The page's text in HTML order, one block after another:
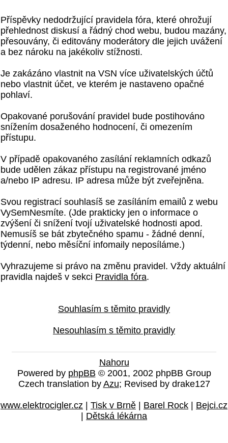
Příspěvky nedodržující pravidela fóra, které ohrožují
přehlednost diskusí a řádný chod webu, budou mazány,
přesouvány, či editovány moderátory dle jejich uvážení
a bez nároku na jakékoliv stížnosti.
Je zakázáno vlastnit na VSN více uživatelských účtů
nebo vlastnit účet, ve kterém je nastaveno opačné
pohlaví.
Opakované porušování pravidel bude postihováno
snížením dosaženého hodnocení, či omezením
přístupu.
V případě opakovaného zasílání reklamních odkazů
bude udělen zákaz přístupu na registrované jméno
a/nebo IP adresu. IP adresa může být zveřejněna.
Svou registrací souhlasíš se zasíláním emailů z webu
VySemNesmíte. (Jde prakticky jen o informace o
zvýšení či snížení tvojí uživatelské hodnosti apod.
Nemusíš se bát zbytečného spamu - žádné denní,
týdenní, nebo měsíční infomaily neposíláme.)
Vyhrazujeme si právo na změnu pravidel. Vždy aktuální
pravidla najdeš v sekci Pravidla fóra.
Souhlasím s těmito pravidly
Nesouhlasím s těmito pravidly
Nahoru
Powered by phpBB © 2001, 2002 phpBB Group
Czech translation by Azu; Revised by drake127
www.elektrocigler.cz | Tisk v Brně | Barel Rock | Bejci.cz
| Dětská lékárna